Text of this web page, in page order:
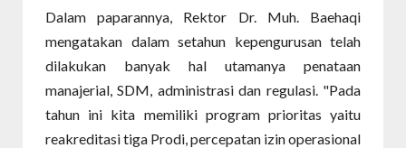
Dalam paparannya, Rektor Dr. Muh. Baehaqi
mengatakan dalam setahun kepengurusan telah
dilakukan banyak hal utamanya penataan
manajerial, SDM, administrasi dan regulasi. "Pada
tahun ini kita memiliki program prioritas yaitu
reakreditasi tiga Prodi, percepatan izin operasional